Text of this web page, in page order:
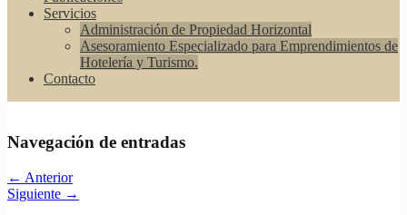
Servicios
Administración de Propiedad Horizontal
Asesoramiento Especializado para Emprendimientos de
Hotelería y Turismo.
Contacto
Navegación de entradas
← Anterior
Siguiente →